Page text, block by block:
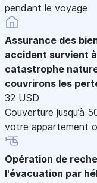
pendant le voyage
Assurance des
accident survient
catastrophe
couvrirons les
32 USD
Couverture jusqu’à
votre appartement
Opération de
l'évacuation par